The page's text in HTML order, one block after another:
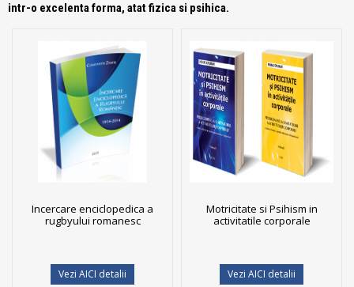
intr-o excelenta forma, atat fizica si psihica.
Incercare enciclopedica a
rugbyului romanesc
Vezi AICI detalii
Motricitate si Psihism in
activitatile corporale
Vezi AICI detalii